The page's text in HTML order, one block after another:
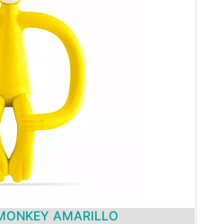
AMARILLO